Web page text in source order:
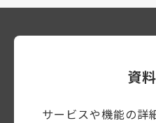
資
サービスや機能の詳